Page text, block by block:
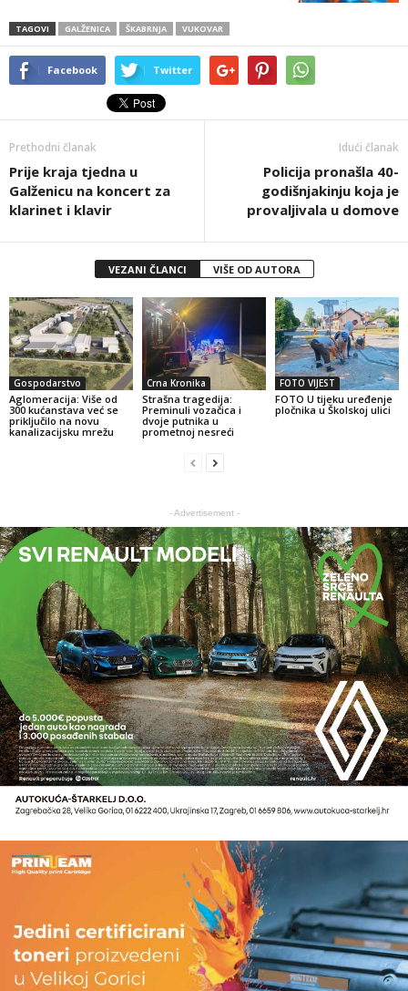
TAGOVI GALŽENICA ŠKABRNJA VUKOVAR
Facebook Twitter
Prethodni članak
Prije kraja tjedna u
Galženicu na koncert za
klarinet i klavir
Idući članak
Policija pronašla 40-
godišnjakinju koja je
provaljivala u domove
VEZANI ČLANCI VIŠE OD AUTORA
Gospodarstvo
Aglomeracija: Više od
300 kućanstava već se
priključilo na novu
kanalizacijsku mrežu
Crna Kronika
Strašna tragedija:
Preminuli vozačica i
dvoje putnika u
prometnoj nesreći
FOTO VIJEST
FOTO U tijeku uređenje
pločnika u Školskoj ulici
- Advertisement -